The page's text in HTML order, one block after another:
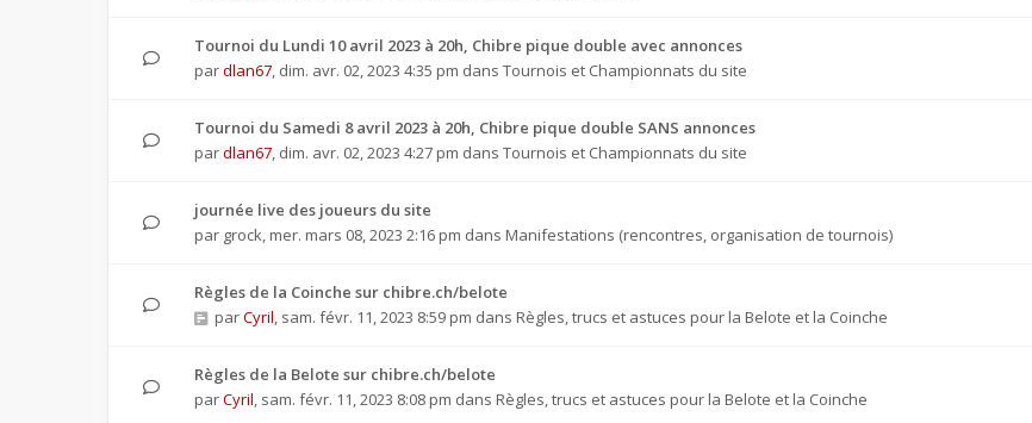
Tournoi du Lundi 10 avril 2023 à 20h, Chibre pique double avec annonces
pardlan67, dim. avr. 02, 2023 4:35 pm dans Tournois et Championnats du site
Tournoi du Samedi 8 avril 2023 à 20h, Chibre pique double SANS annonces
pardlan67, dim. avr. 02, 2023 4:27 pm dans Tournois et Championnats du site
journée live des joueurs du site
par grock, mer. mars 08, 2023 2:16 pm dans Manifestations (rencontres, organisation de tournois)
Règles de la Coinche sur chibre.ch/belote
parCyril, sam. févr. 11, 2023 8:59 pm dans Règles, trucs et astuces pour la Belote et la Coinche
Règles de la Belote sur chibre.ch/belote
parCyril, sam. févr. 11, 2023 8:08 pm dans Règles, trucs et astuces pour la Belote et la Coinche